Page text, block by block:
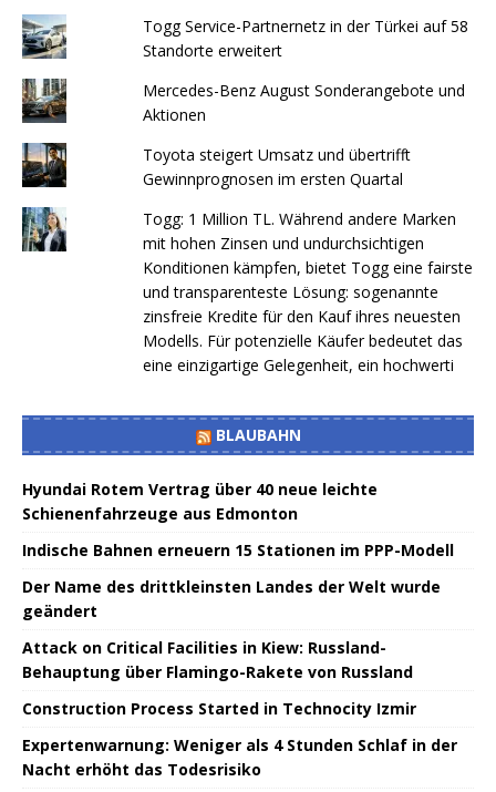
Togg Service-Partnernetz in der Türkei auf 58
Standorte erweitert
Mercedes-Benz August Sonderangebote und
Aktionen
Toyota steigert Umsatz und übertrifft
Gewinnprognosen im ersten Quartal
Togg: 1 Million TL. Während andere Marken
mit hohen Zinsen und undurchsichtigen
Konditionen kämpfen, bietet Togg eine fairste
und transparenteste Lösung: sogenannte
zinsfreie Kredite für den Kauf ihres neuesten
Modells. Für potenzielle Käufer bedeutet das
eine einzigartige Gelegenheit, ein hochwerti
BLAUBAHN
Hyundai Rotem Vertrag über 40 neue leichte
Schienenfahrzeuge aus Edmonton
Indische Bahnen erneuern 15 Stationen im PPP-Modell
Der Name des drittkleinsten Landes der Welt wurde
geändert
Attack on Critical Facilities in Kiew: Russland-
Behauptung über Flamingo-Rakete von Russland
Construction Process Started in Technocity Izmir
Expertenwarnung: Weniger als 4 Stunden Schlaf in der
Nacht erhöht das Todesrisiko